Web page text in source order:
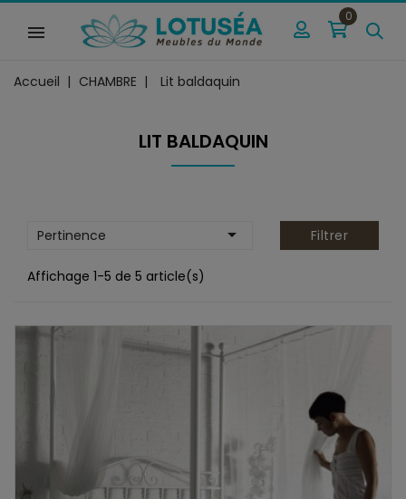
0
Accueil CHAMBRE Lit baldaquin
LIT BALDAQUIN
Pertinence  Filtrer
Affichage 1-5 de 5 article(s)